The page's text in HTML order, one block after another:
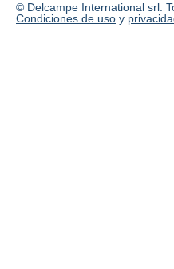
© Delcampe International srl.
Condiciones de uso y